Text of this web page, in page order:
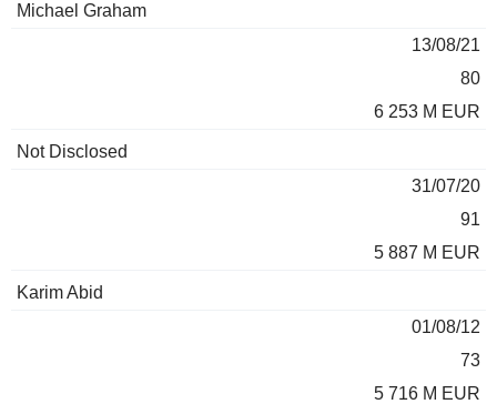
Michael Graham
13/08/21
80
6 253 M EUR
Not Disclosed
31/07/20
91
5 887 M EUR
Karim Abid
01/08/12
73
5 716 M EUR